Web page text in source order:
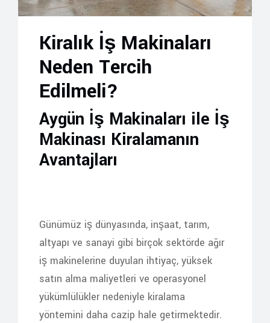
Kiralık İş Makinaları
Neden Tercih
Edilmeli?
Aygün İş Makinaları ile İş
Makinası Kiralamanın
Avantajları
Günümüz iş dünyasında, inşaat, tarım,
altyapı ve sanayi gibi birçok sektörde ağır
iş makinelerine duyulan ihtiyaç, yüksek
satın alma maliyetleri ve operasyonel
yükümlülükler nedeniyle kiralama
yöntemini daha cazip hale getirmektedir.